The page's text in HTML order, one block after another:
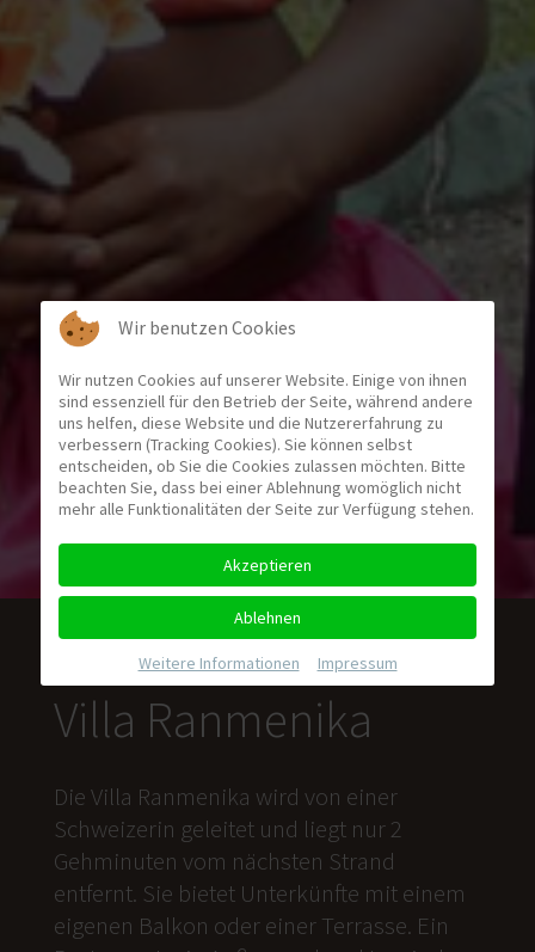
Villa Ranmenika
Die Villa Ranmenika wird von einer
Schweizerin geleitet und liegt nur 2
Gehminuten vom nächsten Strand
entfernt. Sie bietet Unterkünfte mit einem
eigenen Balkon oder einer Terrasse. Ein
Wir benutzen Cookies
Wir nutzen Cookies auf unserer Website. Einige von ihnen
sind essenziell für den Betrieb der Seite, während andere
uns helfen, diese Website und die Nutzererfahrung zu
verbessern (Tracking Cookies). Sie können selbst
entscheiden, ob Sie die Cookies zulassen möchten. Bitte
beachten Sie, dass bei einer Ablehnung womöglich nicht
mehr alle Funktionalitäten der Seite zur Verfügung stehen.
Akzeptieren
Ablehnen
Weitere Informationen Impressum